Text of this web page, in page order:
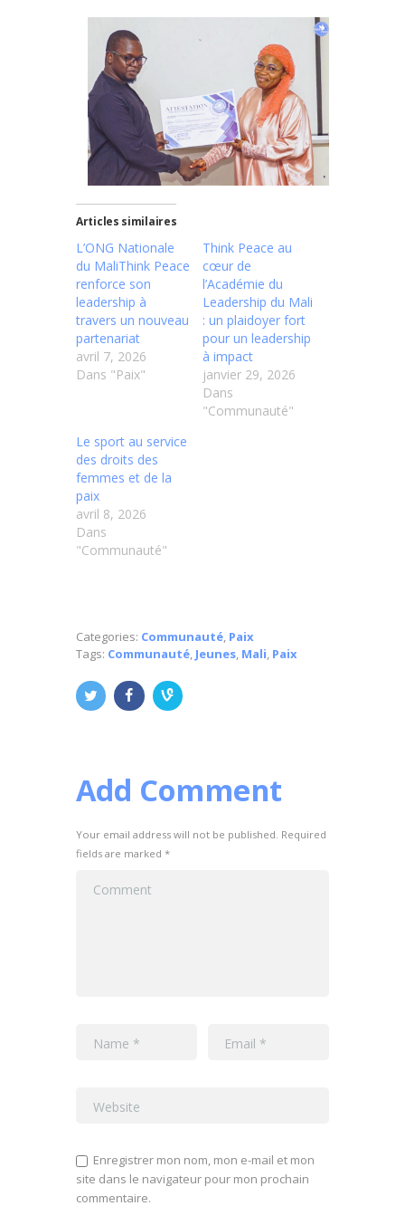
Articles similaires
L’ONG Nationale
du MaliThink Peace
renforce son
leadership à
travers un nouveau
partenariat
avril 7, 2026
Dans "Paix"
Think Peace au
cœur de
l’Académie du
Leadership du Mali
: un plaidoyer fort
pour un leadership
à impact
janvier 29, 2026
Dans
"Communauté"
Le sport au service
des droits des
femmes et de la
paix
avril 8, 2026
Dans
"Communauté"
Categories: Communauté, Paix
Tags: Communauté, Jeunes, Mali, Paix
Add Comment
Your email address will not be published. Required
fields are marked *
Enregistrer mon nom, mon e-mail et mon
site dans le navigateur pour mon prochain
commentaire.